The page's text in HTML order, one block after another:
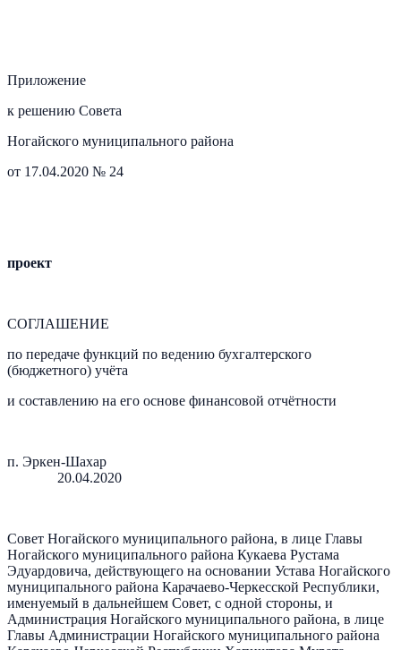
Приложение
к решению Совета
Ногайского муниципального района
от 17.04.2020 № 24
проект
СОГЛАШЕНИЕ
по передаче функций по ведению бухгалтерского
(бюджетного) учёта
и составлению на его основе финансовой отчётности
п. Эркен-Шахар
20.04.2020
Совет Ногайского муниципального района, в лице Главы
Ногайского муниципального района Кукаева Рустама
Эдуардовича, действующего на основании Устава Ногайского
муниципального района Карачаево-Черкесской Республики,
именуемый в дальнейшем Совет, с одной стороны, и
Администрация Ногайского муниципального района, в лице
Главы Администрации Ногайского муниципального района